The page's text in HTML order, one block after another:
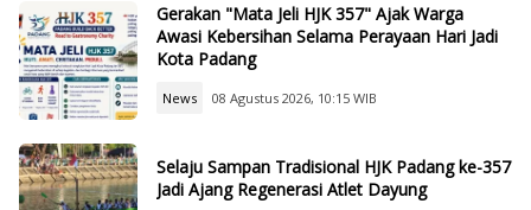
Gerakan "Mata Jeli HJK 357" Ajak Warga
Awasi Kebersihan Selama Perayaan Hari Jadi
Kota Padang
News 08 Agustus 2026, 10:15 WIB
Selaju Sampan Tradisional HJK Padang ke-357
Jadi Ajang Regenerasi Atlet Dayung